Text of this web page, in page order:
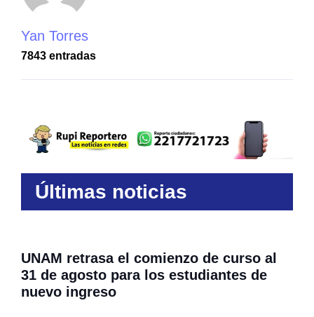
Yan Torres
7843 entradas
Últimas noticias
UNAM retrasa el comienzo de curso al
31 de agosto para los estudiantes de
nuevo ingreso